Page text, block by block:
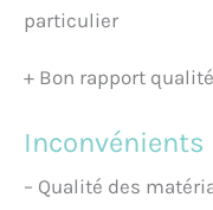
particulier
+ Bon rapport
Inconvénients
– Qualité des